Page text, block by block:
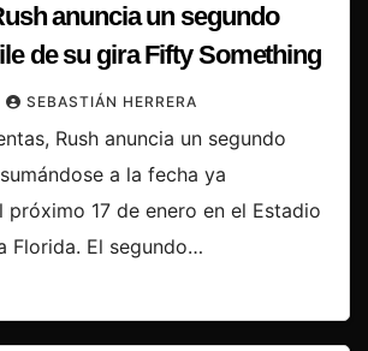
anuncia un segundo
de su gira Fifty Something
SEBASTIÁN HERRERA
Rush anuncia un segundo
a la fecha ya
17 de enero en el Estadio
Florida. El segundo…